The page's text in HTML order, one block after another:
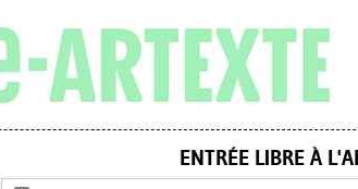
ENTRÉE LIBRE À